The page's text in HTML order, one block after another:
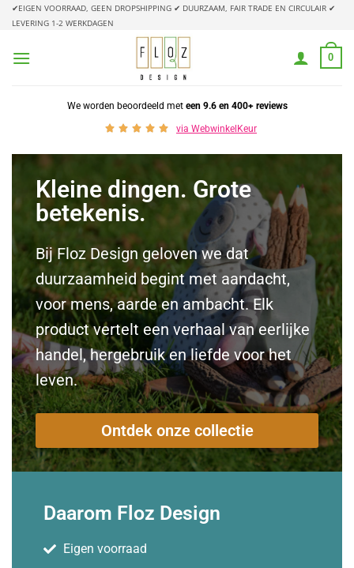
✔EIGEN VOORRAAD, GEEN DROPSHIPPING ✔ DUURZAAM, FAIR TRADE EN CIRCULAIR ✔
LEVERING 1-2 WERKDAGEN
0
We worden beoordeeld met een 9.6 en 400+ reviews
via WebwinkelKeur
Kleine dingen. Grote
betekenis.
Bij Floz Design geloven we dat
duurzaamheid begint met aandacht,
voor mens, aarde en ambacht. Elk
product vertelt een verhaal van eerlijke
handel, hergebruik en liefde voor het
leven.
Ontdek onze collectie
Daarom Floz Design
Eigen voorraad